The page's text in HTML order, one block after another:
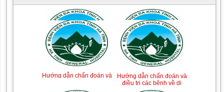
Tài liệu Hướng dẫn
phòng ngừa nhiễm
khuẩn vết mổ
Hướng dẫn chẩn đoán và
điều trị một số bệnh
truyền nhiễm